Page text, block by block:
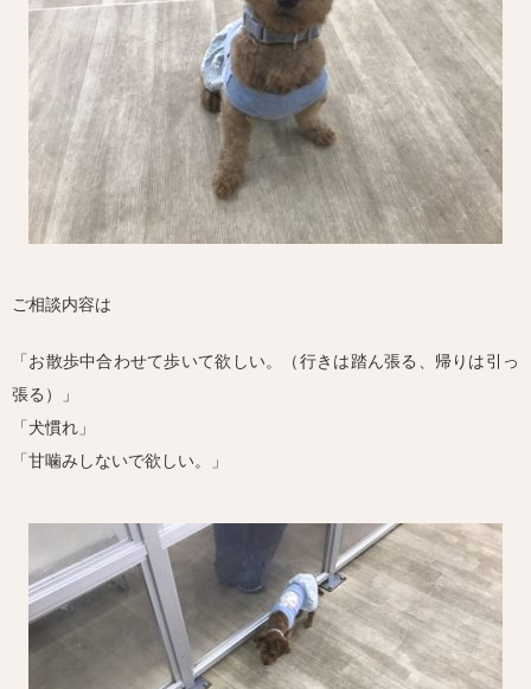
ご相談内容は
「お散歩中合わせて歩いて欲しい。（行きは踏ん張る、帰りは引っ
張る）」
「犬慣れ」
「甘噛みしないで欲しい。」